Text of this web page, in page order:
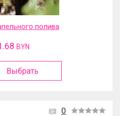
полива
BYN
Выбрать
0